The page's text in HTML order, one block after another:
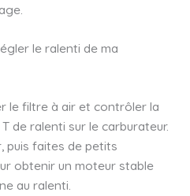
le ralenti de ma
le filtre à air et contrôler la
de ralenti sur le carburateur.
puis faites de petits
obtenir un moteur stable
au ralenti.